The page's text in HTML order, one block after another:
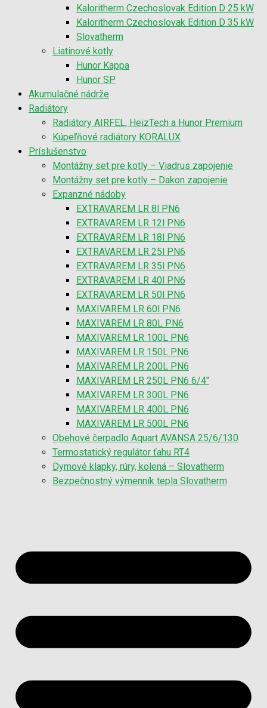
Kaloritherm Czechoslovak Edition D 25 kW
Kaloritherm Czechoslovak Edition D 35 kW
Slovatherm
Liatinové kotly
Hunor Kappa
Hunor SP
Akumulačné nádrže
Radiátory
Radiátory AIRFEL, HeizTech a Hunor Premium
Kúpeľňové radiátory KORALUX
Príslušenstvo
Montážny set pre kotly – Viadrus zapojenie
Montážny set pre kotly – Dakon zapojenie
Expanzné nádoby
EXTRAVAREM LR 8l PN6
EXTRAVAREM LR 12l PN6
EXTRAVAREM LR 18l PN6
EXTRAVAREM LR 25l PN6
EXTRAVAREM LR 35l PN6
EXTRAVAREM LR 40l PN6
EXTRAVAREM LR 50l PN6
MAXIVAREM LR 60l PN6
MAXIVAREM LR 80L PN6
MAXIVAREM LR 100L PN6
MAXIVAREM LR 150L PN6
MAXIVAREM LR 200L PN6
MAXIVAREM LR 250L PN6 6/4″
MAXIVAREM LR 300L PN6
MAXIVAREM LR 400L PN6
MAXIVAREM LR 500L PN6
Obehové čerpadlo Aquart AVANSA 25/6/130
Termostatický regulátor ťahu RT4
Dymové klapky, rúry, kolená – Slovatherm
Bezpečnostný výmenník tepla Slovatherm